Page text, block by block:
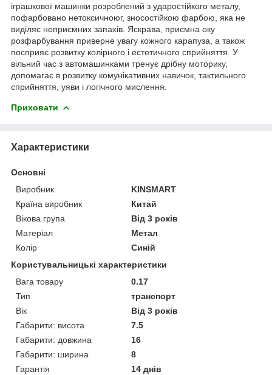
іграшкової машинки розроблений з ударостійкого металу,
пофарбовано нетоксичноюг, зносостійкою фарбою, яка не
виділяє неприємних запахів. Яскрава, приємна оку
розфарбування приверне увагу кожного карапуза, а також
посприяє розвитку колірного і естетичного сприйняття. У
вільний час з автомашинками тренує дрібну моторику,
допомагає в розвитку комунікативних навичок, тактильного
сприйняття, уяви і логічного мислення.
Приховати
Характеристики
Основні
Виробник
KINSMART
Країна виробник
Китай
Вікова група
Від 3 років
Матеріал
Метал
Колір
Синій
Користувальницькі характеристики
Вага товару
0.17
Тип
транспорт
Вік
Від 3 років
Габарити: висота
7.5
Габарити: довжина
16
Габарити: ширина
8
Гарантія
14 днів